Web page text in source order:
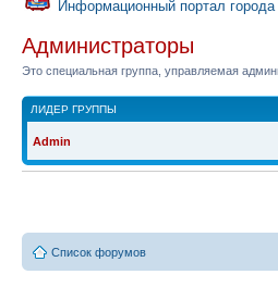
Информационный портал
Администраторы
Это специальная группа, управляемая
ЛИДЕР ГРУППЫ
Admin
Список форумов